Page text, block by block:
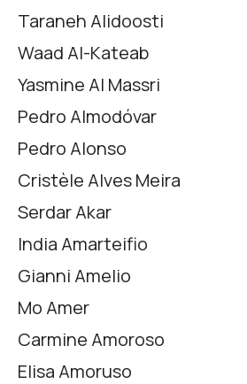
Taraneh Alidoosti
Waad Al-Kateab
Yasmine Al Massri
Pedro Almodóvar
Pedro Alonso
Cristèle Alves Meira
Serdar Akar
India Amarteifio
Gianni Amelio
Mo Amer
Carmine Amoroso
Elisa Amoruso